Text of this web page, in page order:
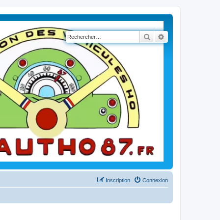
Rechercher
Connexion
Inscription